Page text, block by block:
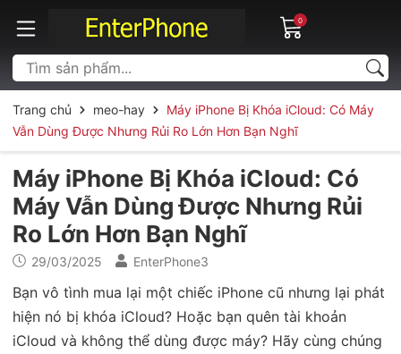
0
Trang chủ meo-hay
Máy iPhone Bị Khóa iCloud: Có Máy
Vẫn Dùng Được Nhưng Rủi Ro Lớn Hơn Bạn Nghĩ
Máy iPhone Bị Khóa iCloud: Có
Máy Vẫn Dùng Được Nhưng Rủi
Ro Lớn Hơn Bạn Nghĩ
29/03/2025 EnterPhone3
Bạn vô tình mua lại một chiếc iPhone cũ nhưng lại phát
hiện nó bị khóa iCloud? Hoặc bạn quên tài khoản
iCloud và không thể dùng được máy? Hãy cùng chúng